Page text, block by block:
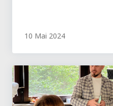
10 Mai 2024